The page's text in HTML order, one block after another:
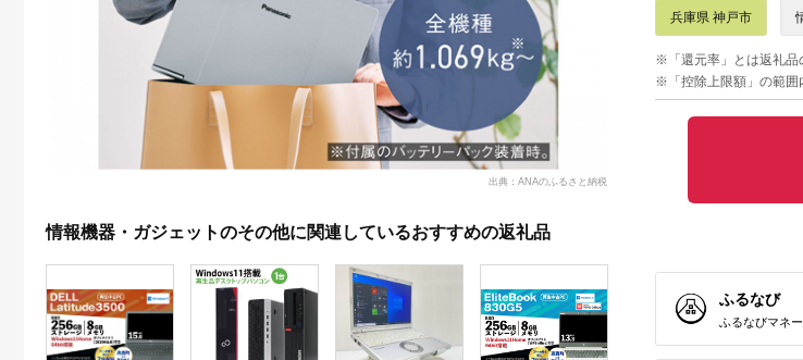
出典：ANAのふるさと納税
情報機器・ガジェットのその他に関連しているおすすめの返礼品
兵庫県 神戸市
※「還元率」とは返礼品
※「控除上限額」の範囲
ふるなび
ふるなびマネ